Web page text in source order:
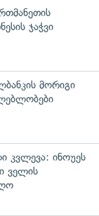
ჯაჭვი
მორიგი
კვლევა: ინოუეს
ველის